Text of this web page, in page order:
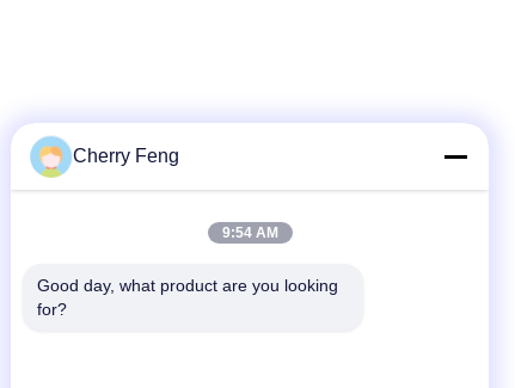
Telefone
Cherry Feng
9:54 AM
Good day, what product are you looking
for?